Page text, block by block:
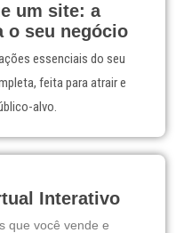
um site: a
o seu negócio
essenciais do seu
feita para atrair e
alvo.
Interativo
que você vende e